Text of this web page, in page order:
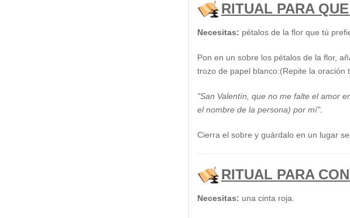
RITUAL PARA
Necesitas: pétalos de la flor que tú
Pon en un sobre los pétalos de la flor,
trozo de papel blanco:(Repite la oración
"San Valentín, que no me falte el amor
el nombre de la persona) por mí".
Cierra el sobre y guárdalo en un lugar
RITUAL PARA
Necesitas: una cinta roja.